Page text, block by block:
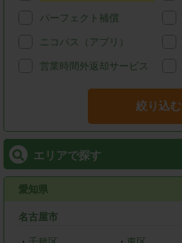
パーフェクト補償
ニコパス（アプリ）
営業時間外返却サービス
絞り込む
エリアで探す
愛知県
名古屋市